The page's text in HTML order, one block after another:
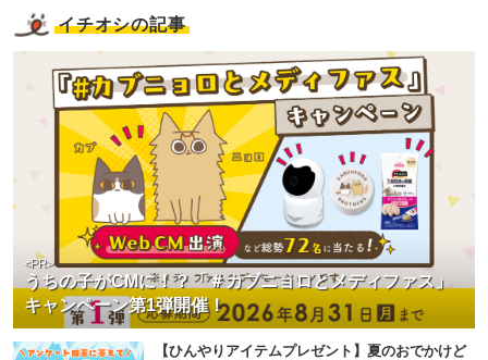
イチオシの記事
うちの子がCMに！？「＃カブニョロとメディファス」
キャンペーン第1弾開催！
<PR>
【ひんやりアイテムプレゼント】夏のおでかけど